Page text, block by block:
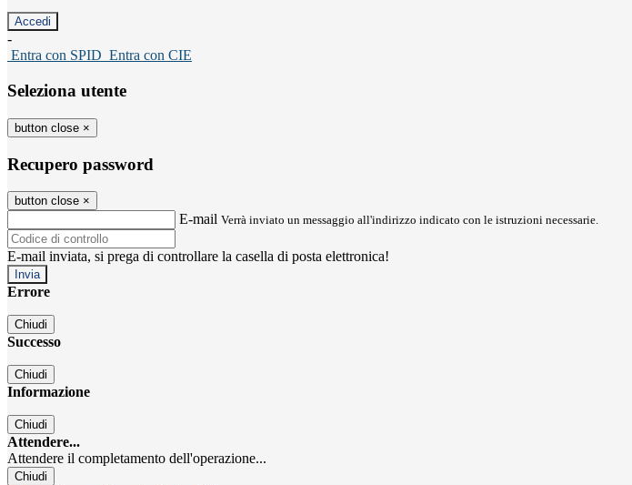
-
Entra con SPID Entra con CIE
Seleziona utente
button close ×
Recupero password
button close ×
E-mail Verrà inviato un messaggio all'indirizzo indicato con le istruzioni necessarie.
E-mail inviata, si prega di controllare la casella di posta elettronica!
Errore
Chiudi
Successo
Chiudi
Informazione
Chiudi
Attendere...
Attendere il completamento dell'operazione...
Chiudi